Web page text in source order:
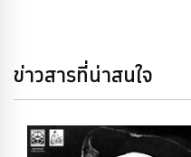
ข่าวสารที่น่าสนใจ